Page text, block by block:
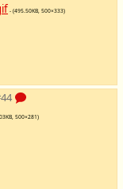
- (495.50KB, 500×333)
500×281)